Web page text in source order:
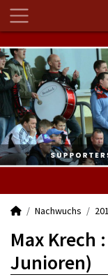
Nachwuchs
Max Krech
Junioren)